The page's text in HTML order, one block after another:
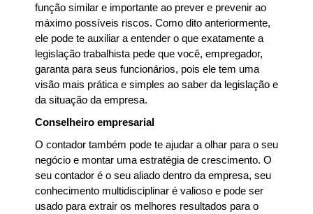
função similar e importante ao prever e prevenir ao
máximo possíveis riscos. Como dito anteriormente,
ele pode te auxiliar a entender o que exatamente a
legislação trabalhista pede que você, empregador,
garanta para seus funcionários, pois ele tem uma
visão mais prática e simples ao saber da legislação e
da situação da empresa.
Conselheiro empresarial
O contador também pode te ajudar a olhar para o seu
negócio e montar uma estratégia de crescimento. O
seu contador é o seu aliado dentro da empresa, seu
conhecimento multidisciplinar é valioso e pode ser
usado para extrair os melhores resultados para o